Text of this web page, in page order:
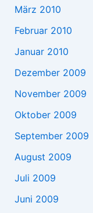
März 2010
Februar 2010
Januar 2010
Dezember 2009
November 2009
Oktober 2009
September 2009
August 2009
Juli 2009
Juni 2009